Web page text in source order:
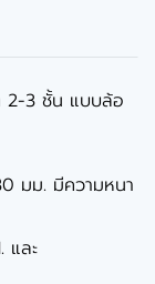
2-3 ชั้น แบบล้อ
มม. มีความหนา
และ